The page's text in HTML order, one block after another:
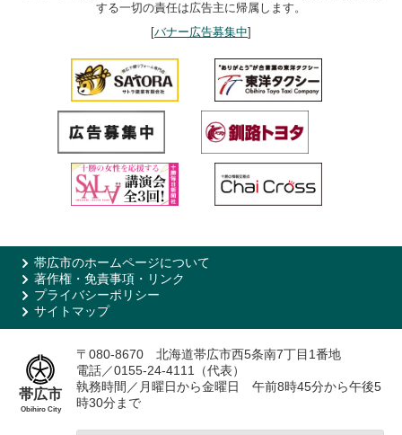
する一切の責任は広告主に帰属します。
[バナー広告募集中]
帯広市のホームページについて
著作権・免責事項・リンク
プライバシーポリシー
サイトマップ
帯広市
Obihiro City
〒080-8670 北海道帯広市西5条南7丁目1番地
電話／0155-24-4111（代表）
執務時間／月曜日から金曜日 午前8時45分から午後5
時30分まで